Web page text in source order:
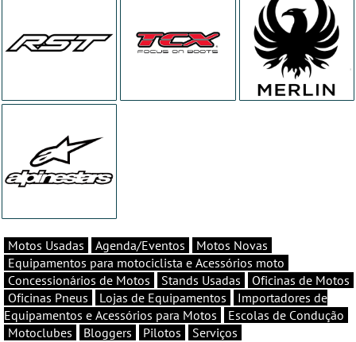
Motos Usadas Agenda/Eventos
Motos Novas
Equipamentos para motociclista e Acessórios moto
Concessionários de Motos
Stands Usadas
Oficinas de Motos
Oficinas Pneus
Lojas de Equipamentos
Importadores de
Equipamentos e Acessórios para Motos
Escolas de Condução
Motoclubes
Bloggers Pilotos Serviços